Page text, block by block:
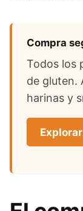
Compra
Todos los
de gluten.
harinas y